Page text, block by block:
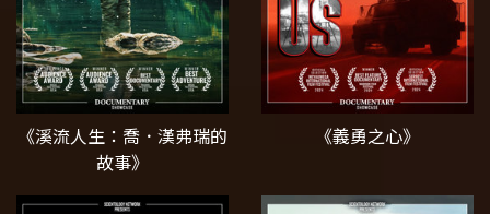
《溪流人生：喬．漢弗瑞的
故事》
《義勇之心》